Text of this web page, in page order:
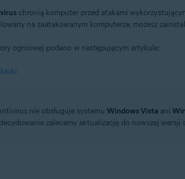
chronią komputer przed atakami
na zaatakowanym komputerze, możesz
ogniowej podano w następującym artykule:
nie obsługuje systemu Windows Vistaani
zalecamy aktualizację do nowszej wersji